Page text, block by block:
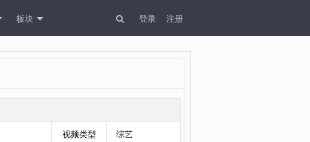
板块 登录 注册
视频类型
综艺